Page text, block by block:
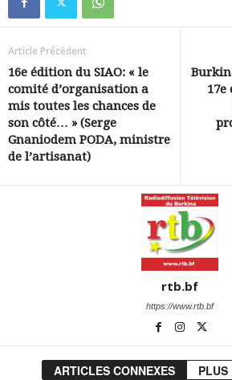
Article Précédent
16e édition du SIAO: « le
comité d’organisation a
mis toutes les chances de
son côté… » (Serge
Gnaniodem PODA, ministre
de l’artisanat)
rtb.bf
https://www.rtb.bf
ARTICLES CONNEXES PLUS